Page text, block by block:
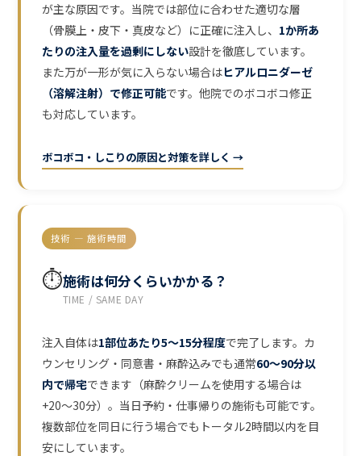
が主な原因です。当院では部位に合わせた適切な層
（骨膜上・皮下・真皮など）に正確に注入し、 1か所あ
たりの注入量を過剰にしない設計を徹底しています。
また万が一形が気に入らない場合はヒアルロニダーゼ
（溶解注射）で修正可能です。他院でのボコボコ修正
も対応しています。
ボコボコ・しこりの原因と対策を詳しく →
技術 — 施術時間
⏱️施術は何分くらいかかる？
TIME / SAME DAY
注入自体は1部位あたり5〜15分程度で完了します。カ
ウンセリング・同意書・麻酔込みでも通常60〜90分以
内で帰宅できます（麻酔クリームを使用する場合は
+20〜30分）。当日予約・仕事帰りの施術も可能です。
複数部位を同日に行う場合でもトータル2時間以内を目
安にしています。